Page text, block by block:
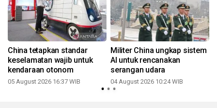
China tetapkan standar
keselamatan wajib untuk
kendaraan otonom
05 August 2026 16:37 WIB
Militer China ungkap sistem
AI untuk rencanakan
serangan udara
04 August 2026 10:24 WIB